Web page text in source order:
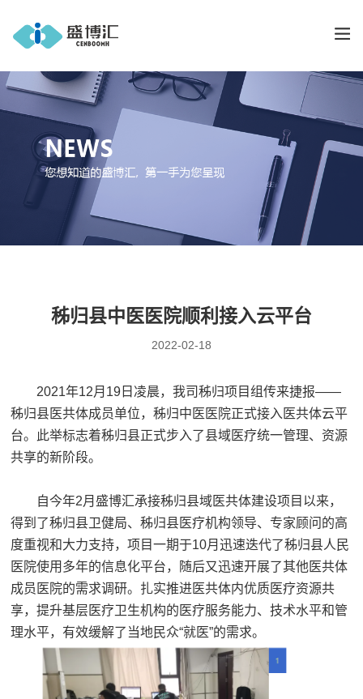
秭归县中医医院顺利接入云平台
2022-02-18
2021年12月19日凌晨，我司秭归项目组传来捷报——
秭归县医共体成员单位，秭归中医医院正式接入医共体云平
台。此举标志着秭归县正式步入了县域医疗统一管理、资源
共享的新阶段。
自今年2月盛博汇承接秭归县域医共体建设项目以来，
得到了秭归县卫健局、秭归县医疗机构领导、专家顾问的高
度重视和大力支持，项目一期于10月迅速迭代了秭归县人民
医院使用多年的信息化平台，随后又迅速开展了其他医共体
成员医院的需求调研。扎实推进医共体内优质医疗资源共
享，提升基层医疗卫生机构的医疗服务能力、技术水平和管
理水平，有效缓解了当地民众“就医”的需求。